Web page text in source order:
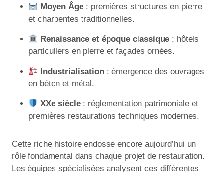
Moyen Âge : premières structures en pierre
et charpentes traditionnelles.
Renaissance et époque classique : hôtels
particuliers en pierre et façades ornées.
Industrialisation : émergence des ouvrages
en béton et métal.
XXe siècle : réglementation patrimoniale et
premières restaurations techniques modernes.
Cette riche histoire endosse encore aujourd’hui un
rôle fondamental dans chaque projet de restauration.
Les équipes spécialisées analysent ces différentes